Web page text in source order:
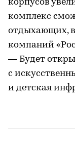
корпусов
комплекс
отдыхающих,
компаний
— Будет
с
и детская